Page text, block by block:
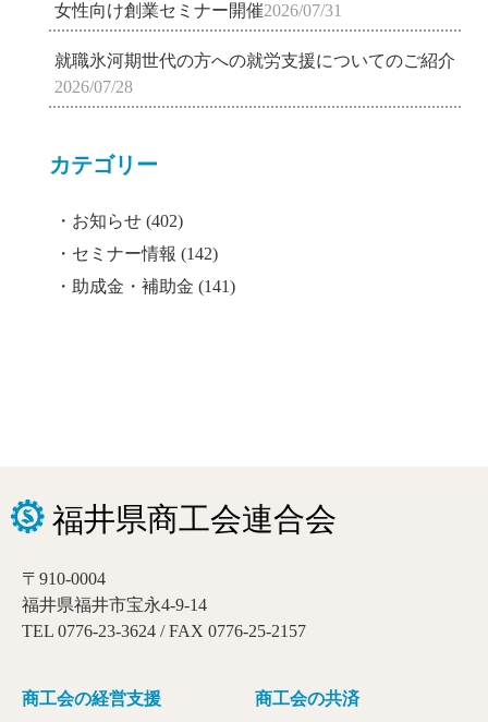
女性向け創業セミナー開催2026/07/31
就職氷河期世代の方への就労支援についてのご紹介
2026/07/28
カテゴリー
お知らせ (402)
セミナー情報 (142)
助成金・補助金 (141)
〒910-0004
福井県福井市宝永4-9-14
TEL 0776-23-3624 / FAX 0776-25-2157
商工会の経営支援
商工会の共済